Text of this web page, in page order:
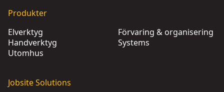
Produkter
Elverktyg
Handverktyg
Utomhus
Förvaring & organisering
Systems
Jobsite Solutions